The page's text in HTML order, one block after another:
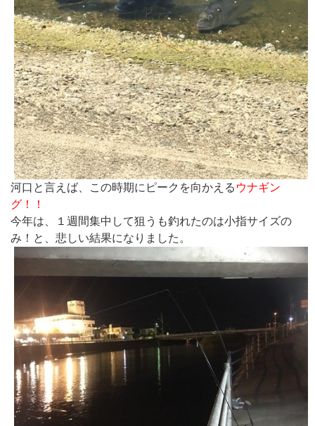
河口と言えば、この時期にピークを向かえる ウナギン
グ！！
今年は、１週間集中して狙うも釣れたのは小指サイズの
み！と、悲しい結果になりました。